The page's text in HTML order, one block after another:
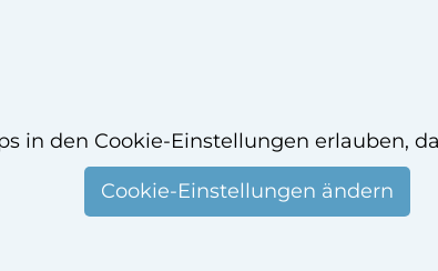
in den Cookie-Einstellungen erlauben,
Cookie-Einstellungen ändern